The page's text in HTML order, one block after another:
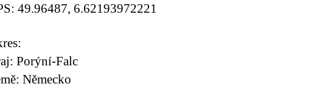
49.96487, 6.62193972221
Porýní-Falc
Německo